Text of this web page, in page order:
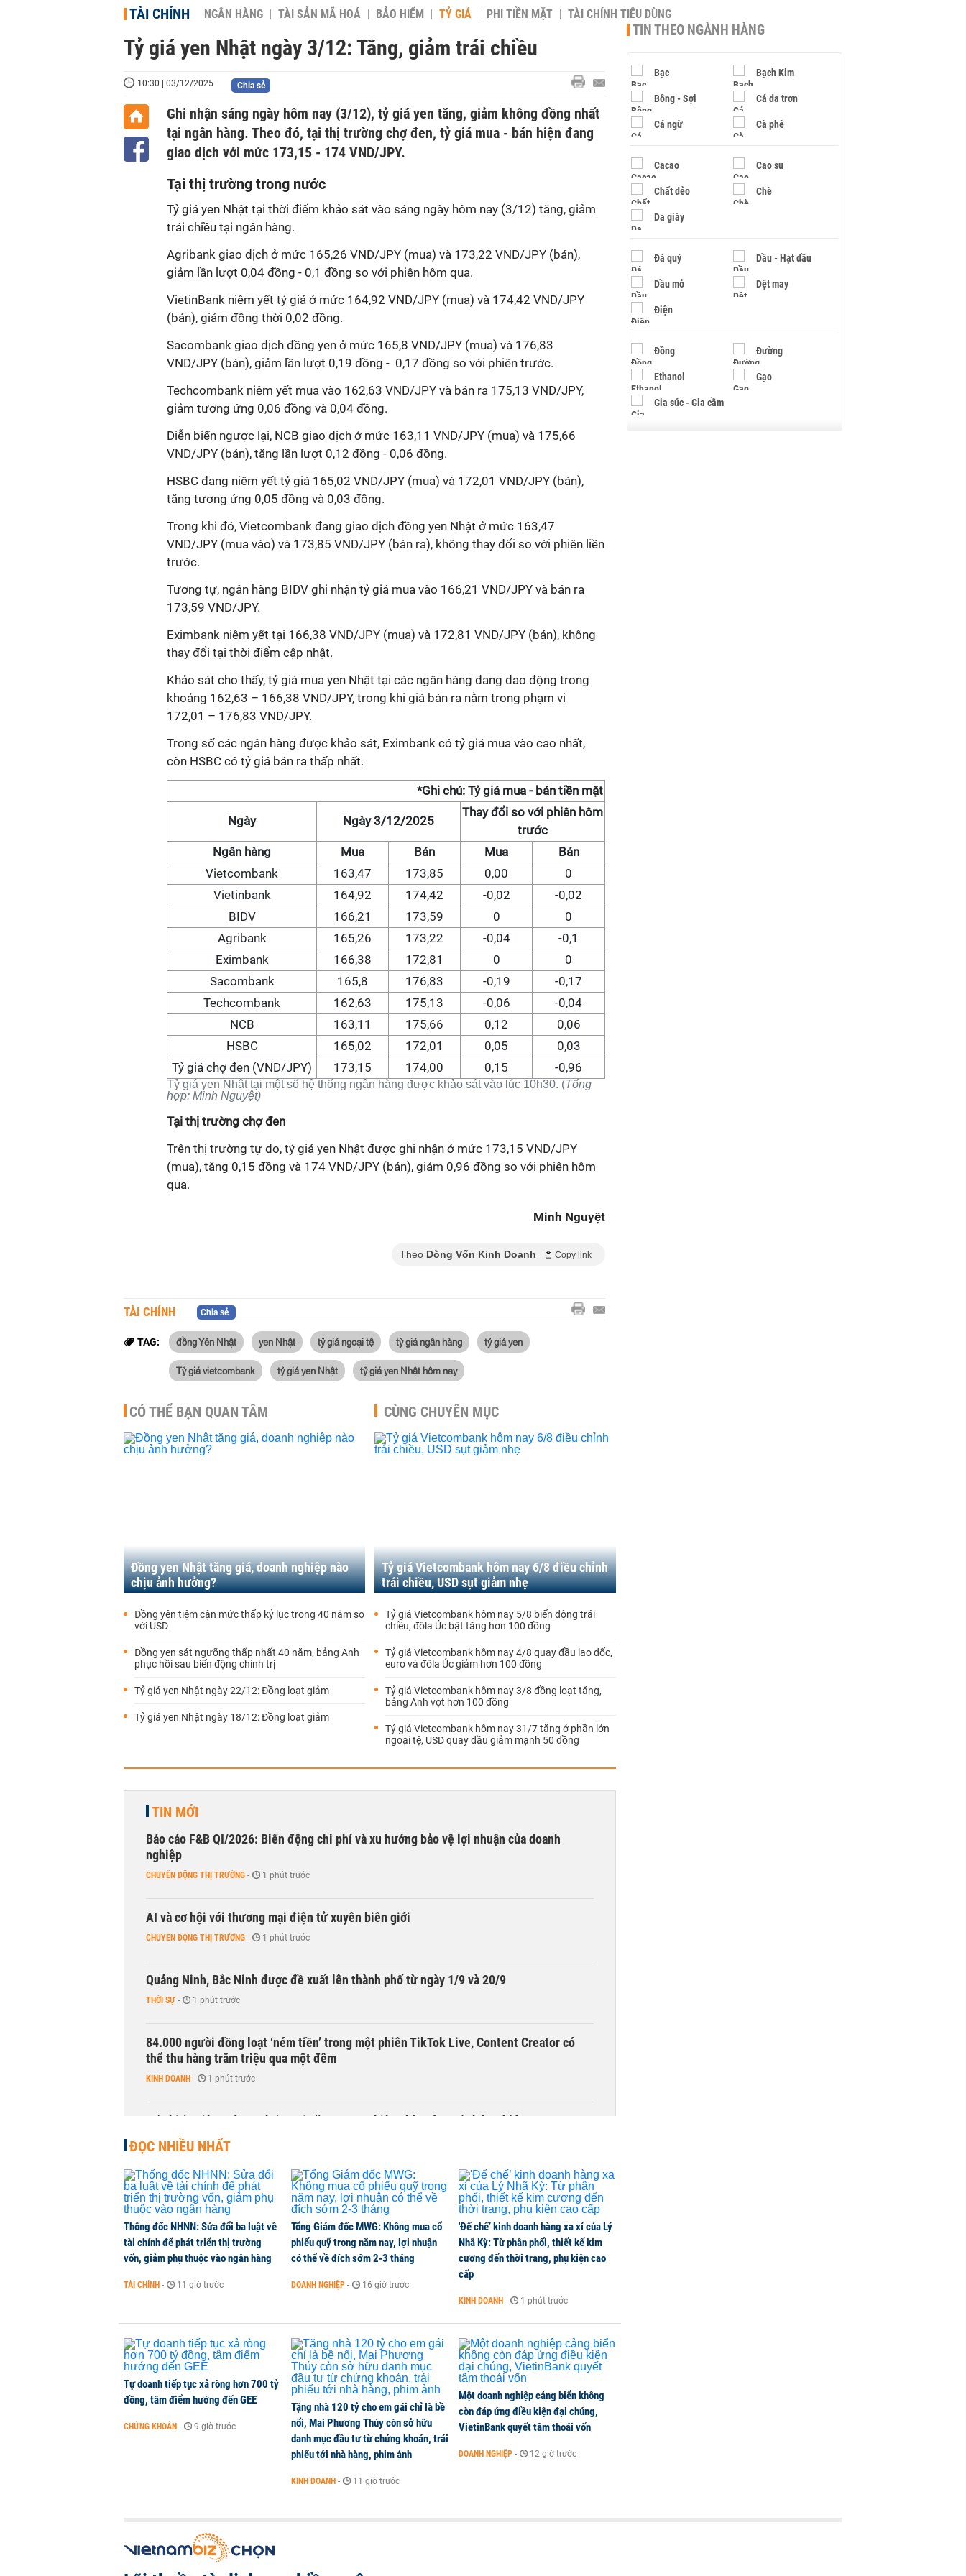
TÀI CHÍNH NGÂN HÀNG TÀI SẢN MÃ HOÁ BẢO HIỂM TỶ GIÁ PHI TIỀN MẶT TÀI CHÍNH TIÊU DÙNG
Tỷ giá yen Nhật ngày 3/12: Tăng, giảm trái chiều
10:30 | 03/12/2025 Chia sẻ
Ghi nhận sáng ngày hôm nay (3/12), tỷ giá yen tăng, giảm không đồng nhất
tại ngân hàng. Theo đó, tại thị trường chợ đen, tỷ giá mua - bán hiện đang
giao dịch với mức 173,15 - 174 VND/JPY.
Tại thị trường trong nước
Tỷ giá yen Nhật tại thời điểm khảo sát vào sáng ngày hôm nay (3/12) tăng, giảm
trái chiều tại ngân hàng.
Agribank giao dịch ở mức 165,26 VND/JPY (mua) và 173,22 VND/JPY (bán),
giảm lần lượt 0,04 đồng - 0,1 đồng so với phiên hôm qua.
VietinBank niêm yết tỷ giá ở mức 164,92 VND/JPY (mua) và 174,42 VND/JPY
(bán), giảm đồng thời 0,02 đồng.
Sacombank giao dịch đồng yen ở mức 165,8 VND/JPY (mua) và 176,83
VND/JPY (bán), giảm lần lượt 0,19 đồng - 0,17 đồng so với phiên trước.
Techcombank niêm yết mua vào 162,63 VND/JPY và bán ra 175,13 VND/JPY,
giảm tương ứng 0,06 đồng và 0,04 đồng.
Diễn biến ngược lại, NCB giao dịch ở mức 163,11 VND/JPY (mua) và 175,66
VND/JPY (bán), tăng lần lượt 0,12 đồng - 0,06 đồng.
HSBC đang niêm yết tỷ giá 165,02 VND/JPY (mua) và 172,01 VND/JPY (bán),
tăng tương ứng 0,05 đồng và 0,03 đồng.
Trong khi đó, Vietcombank đang giao dịch đồng yen Nhật ở mức 163,47
VND/JPY (mua vào) và 173,85 VND/JPY (bán ra), không thay đổi so với phiên liền
trước.
Tương tự, ngân hàng BIDV ghi nhận tỷ giá mua vào 166,21 VND/JPY và bán ra
173,59 VND/JPY.
Eximbank niêm yết tại 166,38 VND/JPY (mua) và 172,81 VND/JPY (bán), không
thay đổi tại thời điểm cập nhật.
Khảo sát cho thấy, tỷ giá mua yen Nhật tại các ngân hàng đang dao động trong
khoảng 162,63 – 166,38 VND/JPY, trong khi giá bán ra nằm trong phạm vi
172,01 – 176,83 VND/JPY.
Trong số các ngân hàng được khảo sát, Eximbank có tỷ giá mua vào cao nhất,
còn HSBC có tỷ giá bán ra thấp nhất.
Tỷ giá yen Nhật tại một số hệ thống ngân hàng được khảo sát vào lúc 10h30. (Tổng
hợp: Minh Nguyệt)
*Ghi chú: Tỷ giá mua - bán tiền mặt
Ngày Ngày 3/12/2025
Thay đổi so với phiên hôm
trước
Ngân hàng
Mua Bán Mua
Bán
Vietcombank
163,47 173,85 0,00
0
Vietinbank
164,92 174,42 -0,02
-0,02
BIDV
166,21 173,59 0
0
Agribank
165,26 173,22 -0,04
-0,1
Eximbank
166,38 172,81 0
0
Sacombank
165,8 176,83 -0,19
-0,17
Techcombank
162,63 175,13 -0,06
-0,04
NCB
163,11 175,66 0,12
0,06
HSBC
165,02 172,01 0,05
0,03
Tỷ giá chợ đen (VND/JPY)
173,15 174,00 0,15 -0,96
Tại thị trường chợ đen
Trên thị trường tự do, tỷ giá yen Nhật được ghi nhận ở mức 173,15 VND/JPY
(mua), tăng 0,15 đồng và 174 VND/JPY (bán), giảm 0,96 đồng so với phiên hôm
qua.
Minh Nguyệt
Theo Dòng Vốn Kinh Doanh Copy link
TÀI CHÍNH Chia sẻ
TAG: đồng Yên Nhật yen Nhật tỷ giá ngoại tệ tỷ giá ngân hàng tỷ giá yen
Tỷ giá vietcombank tỷ giá yen Nhật tỷ giá yen Nhật hôm nay
CÓ THỂ BẠN QUAN TÂM
Đồng yen Nhật tăng giá, doanh nghiệp nào
chịu ảnh hưởng?
Đồng yên tiệm cận mức thấp kỷ lục trong 40 năm so
với USD
Đồng yen sát ngưỡng thấp nhất 40 năm, bảng Anh
phục hồi sau biến động chính trị
Tỷ giá yen Nhật ngày 22/12: Đồng loạt giảm
Tỷ giá yen Nhật ngày 18/12: Đồng loạt giảm
CÙNG CHUYÊN MỤC
Tỷ giá Vietcombank hôm nay 6/8 điều chỉnh
trái chiều, USD sụt giảm nhẹ
Tỷ giá Vietcombank hôm nay 5/8 biến động trái
chiều, đôla Úc bật tăng hơn 100 đồng
Tỷ giá Vietcombank hôm nay 4/8 quay đầu lao dốc,
euro và đôla Úc giảm hơn 100 đồng
Tỷ giá Vietcombank hôm nay 3/8 đồng loạt tăng,
bảng Anh vọt hơn 100 đồng
Tỷ giá Vietcombank hôm nay 31/7 tăng ở phần lớn
ngoại tệ, USD quay đầu giảm mạnh 50 đồng
TIN MỚI
Báo cáo F&B QI/2026: Biến động chi phí và xu hướng bảo vệ lợi nhuận của doanh
nghiệp
CHUYỂN ĐỘNG THỊ TRƯỜNG - 1 phút trước
AI và cơ hội với thương mại điện tử xuyên biên giới
CHUYỂN ĐỘNG THỊ TRƯỜNG - 1 phút trước
Quảng Ninh, Bắc Ninh được đề xuất lên thành phố từ ngày 1/9 và 20/9
THỜI SỰ - 1 phút trước
84.000 người đồng loạt ‘ném tiền’ trong một phiên TikTok Live, Content Creator có
thể thu hàng trăm triệu qua một đêm
KINH DOANH - 1 phút trước
Cổ phiếu Điện Máy Xanh (DMX) tăng trong phiên chào sàn, vốn hóa có lúc vượt
105.000 tỷ đồng
ĐỌC NHIỀU NHẤT
Thống đốc NHNN: Sửa đổi ba luật về
tài chính để phát triển thị trường
vốn, giảm phụ thuộc vào ngân hàng
TÀI CHÍNH - 11 giờ trước
Tổng Giám đốc MWG: Không mua cổ
phiếu quỹ trong năm nay, lợi nhuận
có thể về đích sớm 2-3 tháng
DOANH NGHIỆP - 16 giờ trước
'Đế chế’ kinh doanh hàng xa xỉ của Lý
Nhã Kỳ: Từ phân phối, thiết kế kim
cương đến thời trang, phụ kiện cao
cấp
KINH DOANH - 1 phút trước
Tự doanh tiếp tục xả ròng hơn 700 tỷ
đồng, tâm điểm hướng đến GEE
CHỨNG KHOÁN - 9 giờ trước
Tặng nhà 120 tỷ cho em gái chỉ là bề
nổi, Mai Phương Thúy còn sở hữu
danh mục đầu tư từ chứng khoán, trái
phiếu tới nhà hàng, phim ảnh
KINH DOANH - 11 giờ trước
Một doanh nghiệp cảng biển không
còn đáp ứng điều kiện đại chúng,
VietinBank quyết tâm thoái vốn
DOANH NGHIỆP - 12 giờ trước
TIN THEO NGÀNH HÀNG
Bạc Bạch Kim
Bông - Sợi Cá da trơn
Cá ngừ Cà phê
Cacao Cao su
Chất dẻo Chè
Da giày
Đá quý Dầu - Hạt dầu
Dầu mỏ Dệt may
Điện
Đồng Đường
Ethanol Gạo
Gia súc - Gia cầm